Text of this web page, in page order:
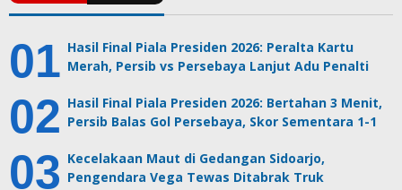
Hasil Final Piala Presiden 2026: Peralta Kartu
Merah, Persib vs Persebaya Lanjut Adu Penalti
Hasil Final Piala Presiden 2026: Bertahan 3 Menit,
Persib Balas Gol Persebaya, Skor Sementara 1-1
Kecelakaan Maut di Gedangan Sidoarjo,
Pengendara Vega Tewas Ditabrak Truk